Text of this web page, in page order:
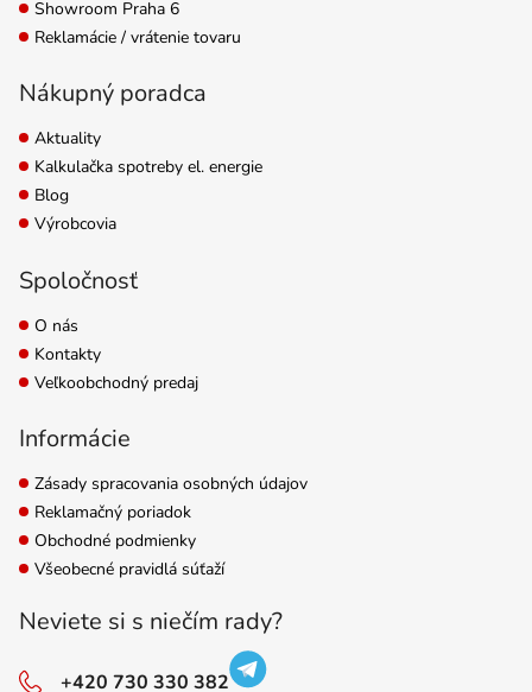
Showroom Praha 6
Reklamácie / vrátenie tovaru
Nákupný poradca
Aktuality
Kalkulačka spotreby el. energie
Blog
Výrobcovia
Spoločnosť
O nás
Kontakty
Veľkoobchodný predaj
Informácie
Zásady spracovania osobných údajov
Reklamačný poriadok
Obchodné podmienky
Všeobecné pravidlá súťaží
Neviete si s niečím rady?
+420 730 330 382